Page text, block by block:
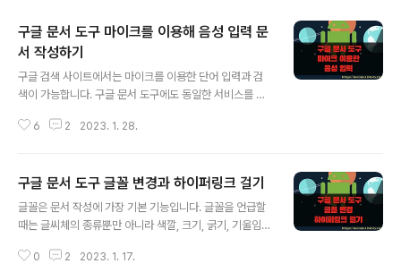
구글 문서 도구 마이크를 이용해 음성 입력 문
서 작성하기
구글 검색 사이트에서는 마이크를 이용한 단어 입력과 검
색이 가능합니다. 구글 문서 도구에도 동일한 서비스를 사
수 있는 것이죠. 텍스트 입력은 어렵지 않지만 문서 작성에
한 구글 문서작성은 크롬 브라우저에서만 가능합니다. ▼
먼저 구글 검색 사이트로 접속합니다. 그리고 로그인을 해
야겠죠. 구글 문서 도구로 진입하기 위해서 오른쪽 상단에
구에 접속하면 오른쪽 하단에 “+” 버튼이 있습니다. 새 문
6 2 2023. 1. 28.
구글 문서 도구 글꼴 변경과 하이퍼링크 걸기
글꼴은 문서 작성에 가장 기본 기능입니다. 글꼴을 언급할
때는 글씨체의 종류뿐만 아니라 색깔, 크기, 굵기, 기울임
게 사용할 수 있도록 주 메뉴 아래에 있습니다. ▼ 글꼴 변
0 2 2023. 1. 17.